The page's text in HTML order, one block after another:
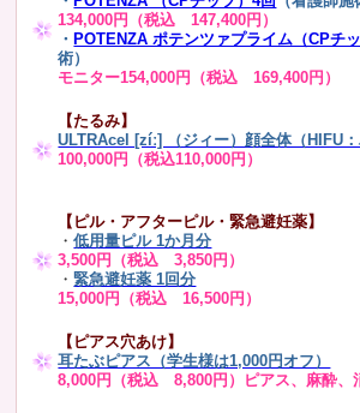
134,000円（税込 147,400円）
・ POTENZA ポテンツァプライム（CPチ
術）
モニター154,000円（税込 169,400円）
【たるみ】
ULTRAcel [zíː] （ジィー）顔全体（HIFU：
100,000円（税込110,000円）
【ピル・アフターピル・緊急避妊薬】
・低用量ピル 1か月分
3,500円（税込 3,850円）
・緊急避妊薬 1回分
15,000円（税込 16,500円）
【ピアス穴あけ】
耳たぶピアス（学生様は1,000円オフ）
8,000円（税込 8,800円）ピアス、麻酔、